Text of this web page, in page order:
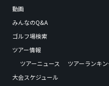
動画
みんなのQ&A
ゴルフ場検索
ツアー情報
ツアーニュース
ツアーランキ
大会スケジュール